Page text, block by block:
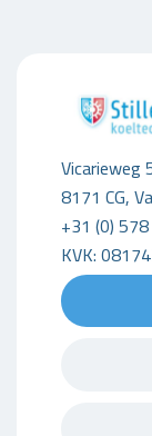
Vicarieweg
8171 CG,
+31 (0)
KVK: